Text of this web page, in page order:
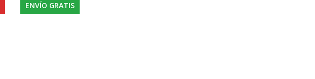
ENVÍO GRATIS